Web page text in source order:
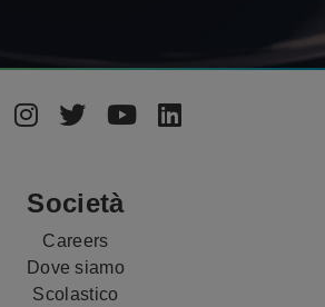
Società
Careers
Dove siamo
Scolastico